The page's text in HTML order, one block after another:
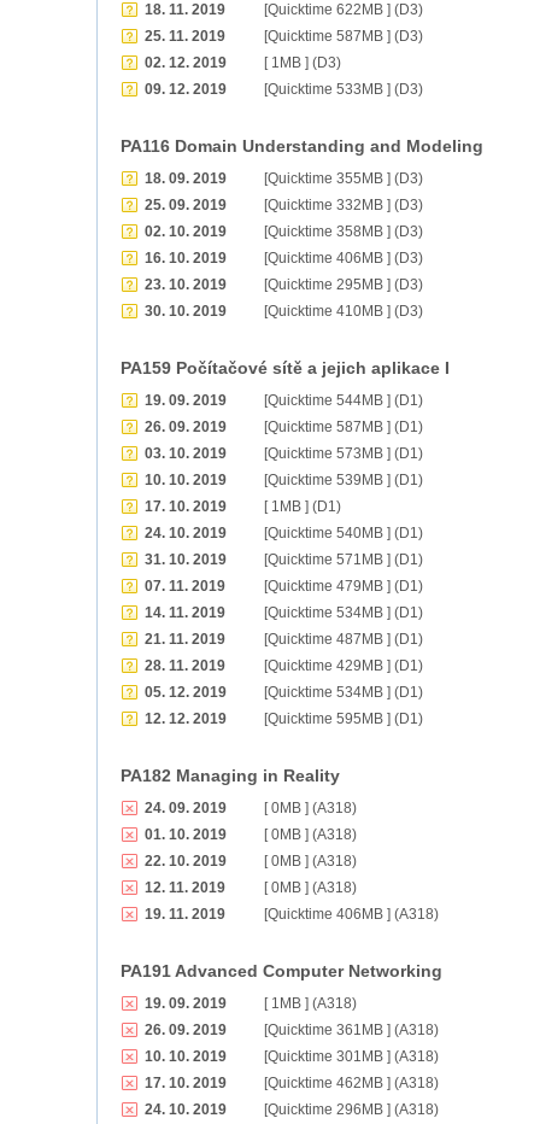
18. 11. 2019
[Quicktime 622MB ] (D3)
25. 11. 2019
[Quicktime 587MB ] (D3)
02. 12. 2019
[ 1MB ] (D3)
09. 12. 2019
[Quicktime 533MB ] (D3)
PA116 Domain Understanding and Modeling
18. 09. 2019
[Quicktime 355MB ] (D3)
25. 09. 2019
[Quicktime 332MB ] (D3)
02. 10. 2019
[Quicktime 358MB ] (D3)
16. 10. 2019
[Quicktime 406MB ] (D3)
23. 10. 2019
[Quicktime 295MB ] (D3)
30. 10. 2019
[Quicktime 410MB ] (D3)
PA159 Počítačové sítě a jejich aplikace I
19. 09. 2019
[Quicktime 544MB ] (D1)
26. 09. 2019
[Quicktime 587MB ] (D1)
03. 10. 2019
[Quicktime 573MB ] (D1)
10. 10. 2019
[Quicktime 539MB ] (D1)
17. 10. 2019
[ 1MB ] (D1)
24. 10. 2019
[Quicktime 540MB ] (D1)
31. 10. 2019
[Quicktime 571MB ] (D1)
07. 11. 2019
[Quicktime 479MB ] (D1)
14. 11. 2019
[Quicktime 534MB ] (D1)
21. 11. 2019
[Quicktime 487MB ] (D1)
28. 11. 2019
[Quicktime 429MB ] (D1)
05. 12. 2019
[Quicktime 534MB ] (D1)
12. 12. 2019
[Quicktime 595MB ] (D1)
PA182 Managing in Reality
24. 09. 2019
[ 0MB ] (A318)
01. 10. 2019
[ 0MB ] (A318)
22. 10. 2019
[ 0MB ] (A318)
12. 11. 2019
[ 0MB ] (A318)
19. 11. 2019
[Quicktime 406MB ] (A318)
PA191 Advanced Computer Networking
19. 09. 2019
[ 1MB ] (A318)
26. 09. 2019
[Quicktime 361MB ] (A318)
10. 10. 2019
[Quicktime 301MB ] (A318)
17. 10. 2019
[Quicktime 462MB ] (A318)
24. 10. 2019
[Quicktime 296MB ] (A318)